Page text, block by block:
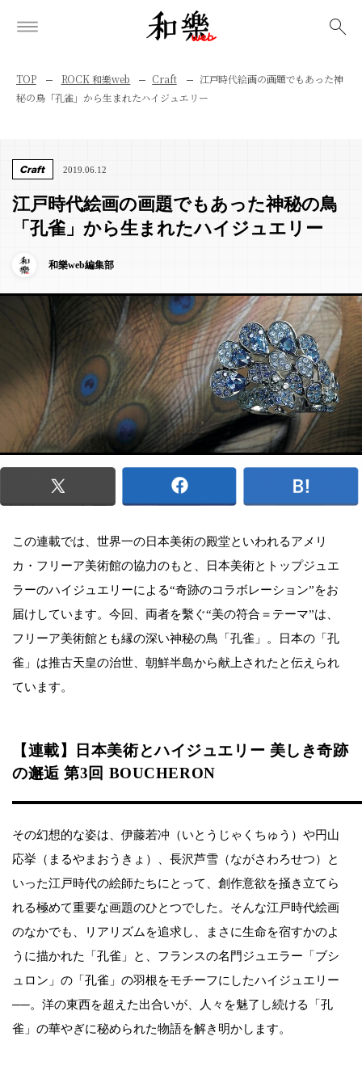
TOP ROCK 和樂web Craft
江戸時代絵画の画題でもあった神
秘の鳥「孔雀」から生まれたハイジュエリー
Craft 2019.06.12
江戸時代絵画の画題でもあった神秘の鳥
「孔雀」から生まれたハイジュエリー
和樂web編集部
この連載では、世界一の日本美術の殿堂といわれるアメリ
カ・フリーア美術館の協力のもと、日本美術とトップジュエ
ラーのハイジュエリーによる“奇跡のコラボレーション”をお
届けしています。今回、両者を繫ぐ“美の符合＝テーマ”は、
フリーア美術館とも縁の深い神秘の鳥「孔雀」。日本の「孔
雀」は推古天皇の治世、朝鮮半島から献上されたと伝えられ
ています。
【連載】日本美術とハイジュエリー 美しき奇跡
の邂逅 第3回 BOUCHERON
その幻想的な姿は、伊藤若冲（いとうじゃくちゅう）や円山
応挙（まるやまおうきょ）、長沢芦雪（ながさわろせつ）と
いった江戸時代の絵師たちにとって、創作意欲を掻き立てら
れる極めて重要な画題のひとつでした。そんな江戸時代絵画
のなかでも、リアリズムを追求し、まさに生命を宿すかのよ
うに描かれた「孔雀」と、フランスの名門ジュエラー「ブシ
ュロン」の「孔雀」の羽根をモチーフにしたハイジュエリー
──。洋の東西を超えた出合いが、人々を魅了し続ける「孔
雀」の華やぎに秘められた物語を解き明かします。